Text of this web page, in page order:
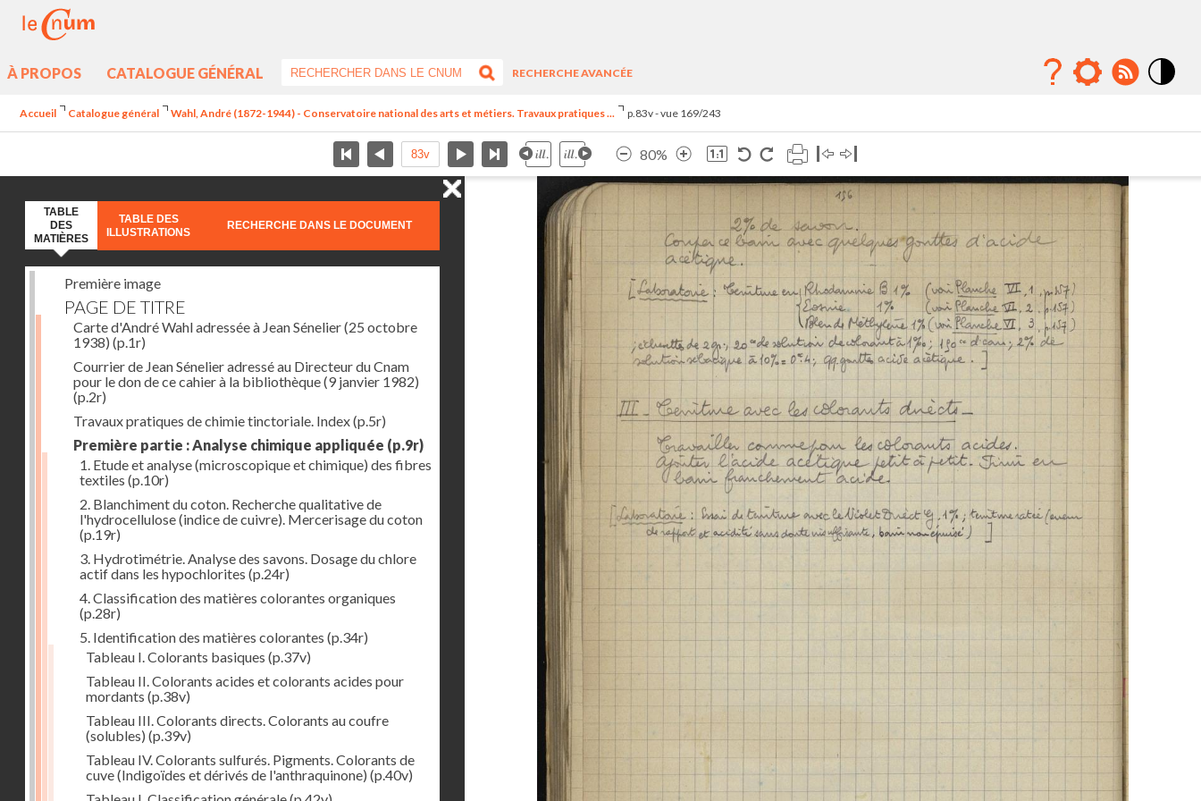
À PROPOS CATALOGUE GÉNÉRAL
RECHERCHE AVANCÉE
Accueil Catalogue général Wahl, André (1872-1944) - Conservatoire national des arts et métiers. Travaux pratiques ... p.83v - vue 169/243
80%
TABLE
DES
MATIÈRES
TABLE DES
ILLUSTRATIONS
RECHERCHE DANS LE DOCUMENT
Première image
PAGE DE TITRE
Carte d'André Wahl adressée à Jean Sénelier (25 octobre
1938) (p.1r)
Courrier de Jean Sénelier adressé au Directeur du Cnam
pour le don de ce cahier à la bibliothèque (9 janvier 1982)
(p.2r)
Travaux pratiques de chimie tinctoriale. Index(p.5r)
Première partie : Analyse chimique appliquée (p.9r)
1. Etude et analyse (microscopique et chimique) des fibres
textiles (p.10r)
2. Blanchiment du coton. Recherche qualitative de
l'hydrocellulose (indice de cuivre). Mercerisage du coton
(p.19r)
3. Hydrotimétrie. Analyse des savons. Dosage du chlore
actif dans les hypochlorites (p.24r)
4. Classification des matières colorantes organiques
(p.28r)
5. Identification des matières colorantes (p.34r)
Tableau I. Colorants basiques (p.37v)
Tableau II. Colorants acides et colorants acides pour
mordants (p.38v)
Tableau III. Colorants directs. Colorants au coufre
(solubles) (p.39v)
Tableau IV. Colorants sulfurés. Pigments. Colorants de
cuve (Indigoïdes et dérivés de l'anthraquinone) (p.40v)